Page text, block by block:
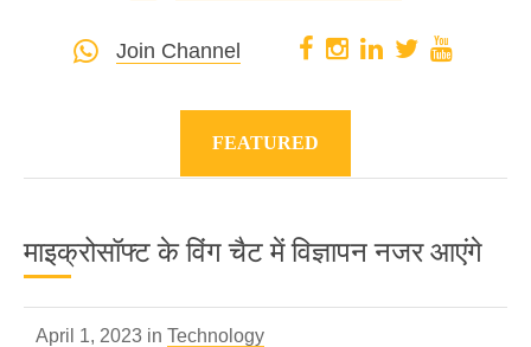
Join Channel
FEATURED
माइक्रोसॉफ्ट के विंग चैट में विज्ञापन नजर आएंगे
April 1, 2023 in Technology